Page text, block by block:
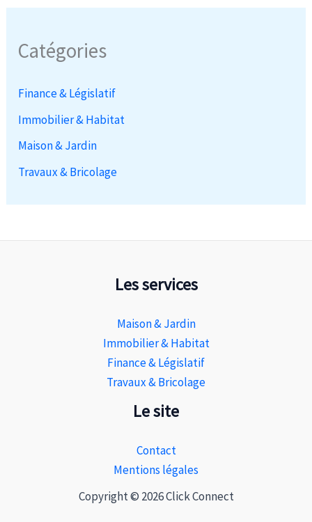
Catégories
Finance & Législatif
Immobilier & Habitat
Maison & Jardin
Travaux & Bricolage
Les services
Maison & Jardin
Immobilier & Habitat
Finance & Législatif
Travaux & Bricolage
Le site
Contact
Mentions légales
Copyright © 2026 Click Connect